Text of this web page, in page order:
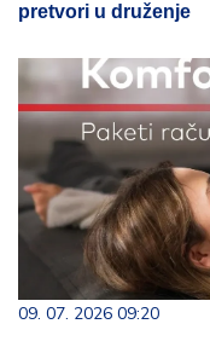
pretvori u druženje
09. 07. 2026 09:20